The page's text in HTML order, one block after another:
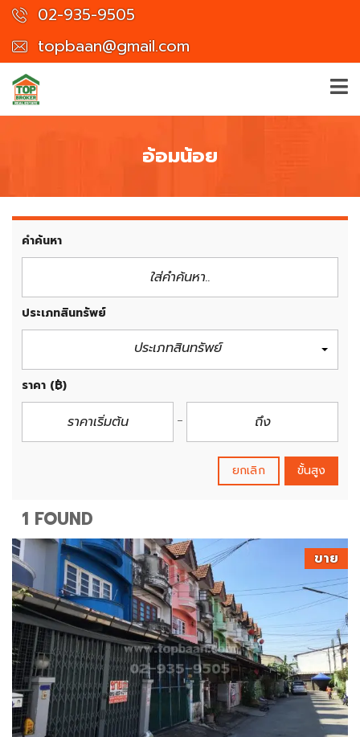
02-935-9505
topbaan@gmail.com
อ้อมน้อย
คำค้นหา
ประเภทสินทรัพย์
ประเภทสินทรัพย์
ราคา (฿)
ยกเลิก ขั้นสูง
1 FOUND
ขาย